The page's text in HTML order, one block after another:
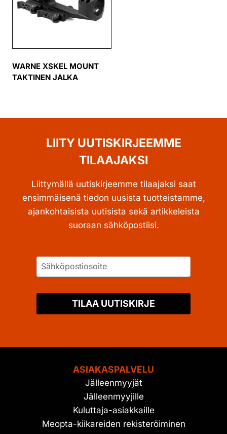
WARNE XSKEL MOUNT
TAKTINEN JALKA
LIITY UUTISKIRJEEMME
TILAAJAKSI
Liittymällä uutiskirjeemme tilaajaksi saat
ensimmäisenä tiedon uusista tuotteistamme,
ajankohtaisista uutisista sekä artikkeleista
suoraan sähköpostiisi.
TILAA UUTISKIRJE
ASIAKASPALVELU
Jälleenmyyjät
Jälleenmyyjille
Kuluttaja-asiakkaille
Meopta-kiikareiden rekisteröiminen